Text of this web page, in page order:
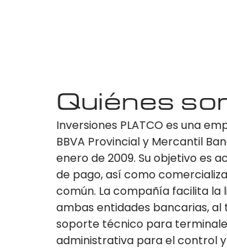
Quiénes
Inversiones PLATCO es una
BBVA Provincial y Mercantil
enero de 2009. Su objetivo es
de pago, así como
común. La compañía facilita la
ambas entidades bancarias,
soporte técnico para
administrativa para el control